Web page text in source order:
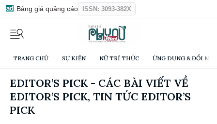
Bảng giá quảng cáo ISSN: 3093-382X
TRANG CHỦ SỰ KIỆN NỮ TRÍ THỨC ỨNG DỤNG & ĐỔI
EDITOR’S PICK - CÁC BÀI VIẾT VỀ
EDITOR’S PICK, TIN TỨC EDITOR’S
PICK